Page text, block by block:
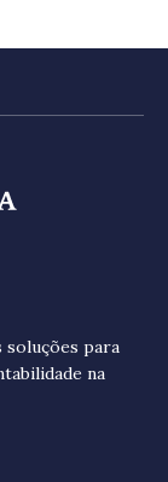
soluções para
na